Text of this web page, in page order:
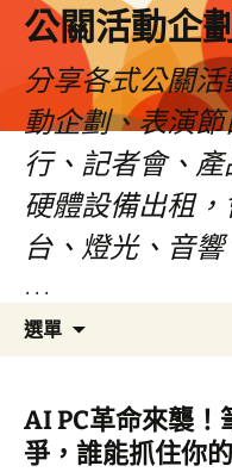
公關活動企劃
分享各式公關
動企劃、表演
行、記者會、
硬體設備出租
台、燈光、音
…
選單
要
內
容
AI PC革命來襲
爭，誰能抓住你